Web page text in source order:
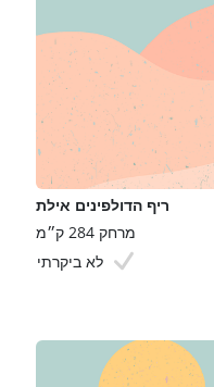
ריף הדולפינים אילת
מרחק 284 ק״מ
לא ביקרתי